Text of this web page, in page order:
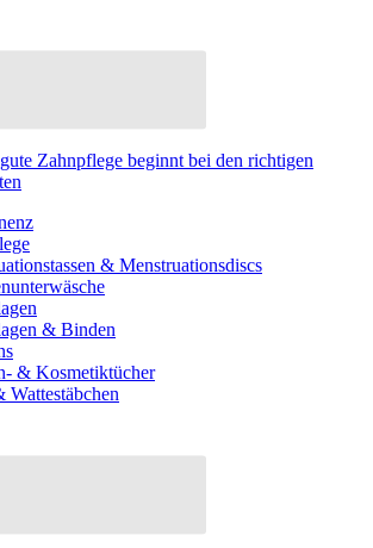
Zahnpflege beginnt bei den richtigen
& Menstruationsdiscs
& Binden
& Kosmetiktücher
Wattestäbchen